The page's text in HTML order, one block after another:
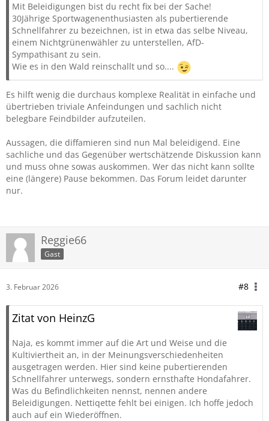
Mit Beleidigungen bist du recht fix bei der Sache!
30Jährige Sportwagenenthusiasten als pubertierende
Schnellfahrer zu bezeichnen, ist in etwa das selbe Niveau,
einem Nichtgrünenwähler zu unterstellen, AfD-
Sympathisant zu sein.
Wie es in den Wald reinschallt und so....
Es hilft wenig die durchaus komplexe Realität in einfache und
übertrieben triviale Anfeindungen und sachlich nicht
belegbare Feindbilder aufzuteilen.
Aussagen, die diffamieren sind nun Mal beleidigend. Eine
sachliche und das Gegenüber wertschätzende Diskussion kann
und muss ohne sowas auskommen. Wer das nicht kann sollte
eine (längere) Pause bekommen. Das Forum leidet darunter
nur.
Reggie66
Gast
3. Februar 2026 #8
Zitat von HeinzG
Naja, es kommt immer auf die Art und Weise und die
Kultiviertheit an, in der Meinungsverschiedenheiten
ausgetragen werden. Hier sind keine pubertierenden
Schnellfahrer unterwegs, sondern ernsthafte Hondafahrer.
Was du Befindlichkeiten nennst, nennen andere
Beleidigungen. Nettiqette fehlt bei einigen. Ich hoffe jedoch
auch auf ein Wiederöffnen.